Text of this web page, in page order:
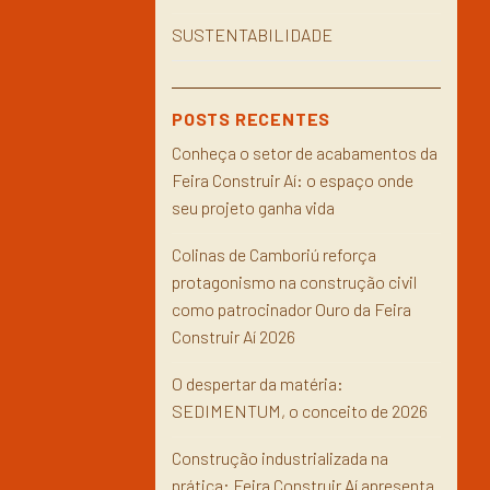
SUSTENTABILIDADE
POSTS RECENTES
Conheça o setor de acabamentos da
Feira Construir Aí: o espaço onde
seu projeto ganha vida
Colinas de Camboriú reforça
protagonismo na construção civil
como patrocinador Ouro da Feira
Construir Aí 2026
O despertar da matéria:
SEDIMENTUM, o conceito de 2026
Construção industrializada na
prática: Feira Construir Aí apresenta